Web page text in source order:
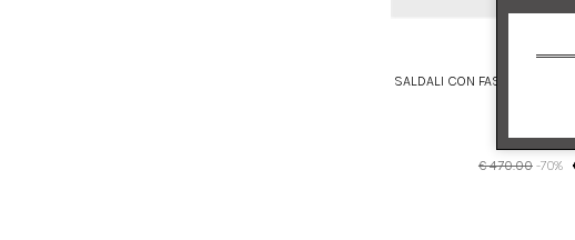
SALDALI CON FASCETTE
€ 470.00 -70%